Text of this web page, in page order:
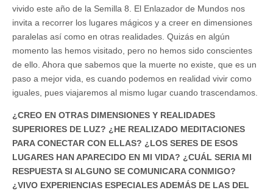
vivido este año de la Semilla 8. El Enlazador de Mundos nos
invita a recorrer los lugares mágicos y a creer en dimensiones
paralelas así como en otras realidades. Quizás en algún
momento las hemos visitado, pero no hemos sido conscientes
de ello. Ahora que sabemos que la muerte no existe, que es un
paso a mejor vida, es cuando podemos en realidad vivir como
iguales, pues viajaremos al mismo lugar cuando trascendamos.
¿CREO EN OTRAS DIMENSIONES Y REALIDADES
SUPERIORES DE LUZ? ¿HE REALIZADO MEDITACIONES
PARA CONECTAR CON ELLAS? ¿LOS SERES DE ESOS
LUGARES HAN APARECIDO EN MI VIDA? ¿CUÁL SERIA MI
RESPUESTA SI ALGUNO SE COMUNICARA CONMIGO?
¿VIVO EXPERIENCIAS ESPECIALES ADEMÁS DE LAS DEL